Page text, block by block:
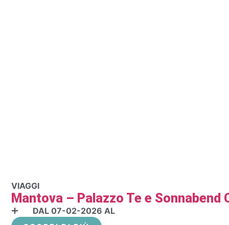
VIAGGI
Mantova – Palazzo Te e Sonnabend
DAL 07-02-2026 AL